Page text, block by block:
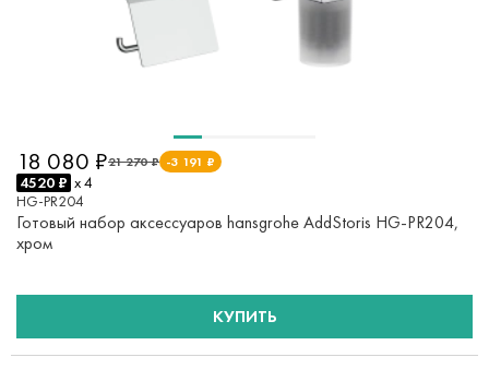
21 270 ₽ -3 191 ₽
18 080 ₽
4520 ₽ x 4
HG-PR204
Готовый набор аксессуаров hansgrohe AddStoris HG-PR204,
хром
КУПИТЬ